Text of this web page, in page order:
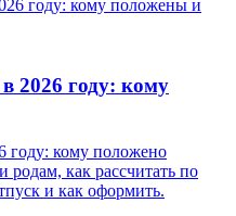
2026 году: кому
году: кому положено
родам, как рассчитать по
и как оформить.